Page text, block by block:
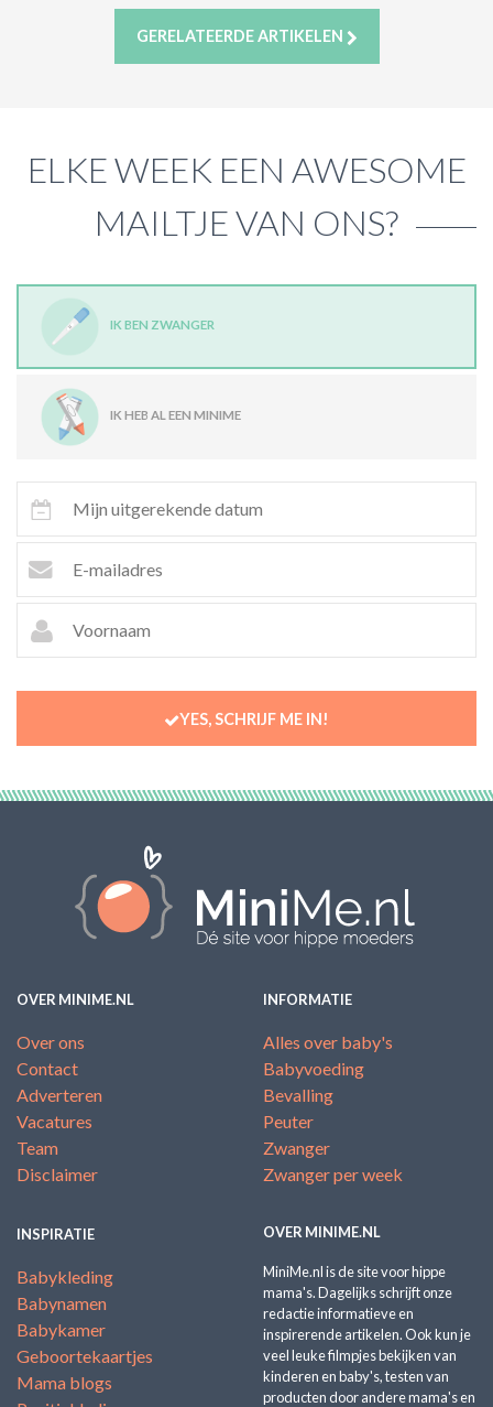
GERELATEERDE ARTIKELEN
ELKE WEEK EEN AWESOME
MAILTJE VAN ONS?
IK BEN ZWANGER
IK HEB AL EEN MINIME
YES, SCHRIJF ME IN!
OVER MINIME.NL
Over ons
Contact
Adverteren
Vacatures
Team
Disclaimer
INFORMATIE
Alles over baby's
Babyvoeding
Bevalling
Peuter
Zwanger
Zwanger per week
INSPIRATIE
Babykleding
Babynamen
Babykamer
Geboortekaartjes
Mama blogs
OVER MINIME.NL
MiniMe.nl is de site voor hippe
mama's. Dagelijks schrijft onze
redactie informatieve en
inspirerende artikelen. Ook kun je
veel leuke filmpjes bekijken van
kinderen en baby's, testen van
producten door andere mama's en